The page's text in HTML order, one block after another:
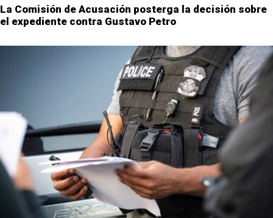
La Comisión de Acusación posterga la decisión sobre
el expediente contra Gustavo Petro